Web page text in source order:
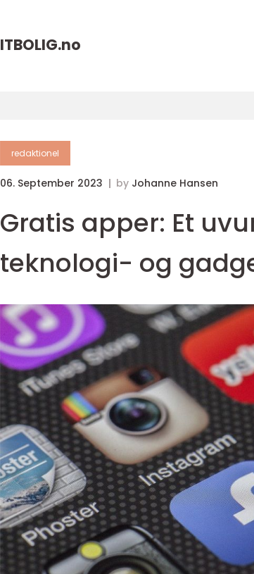
ITBOLIG.no
redaktionel
06. September 2023 by Johanne Hansen
Gratis apper: Et
teknologi- og